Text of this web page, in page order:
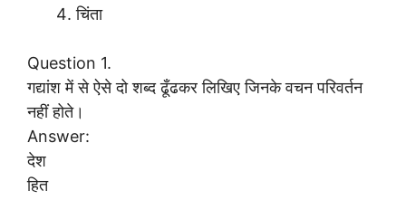
चिंता
Question 1.
गद्यांश में से ऐसे दो शब्द ढूँढकर लिखिए जिनके वचन परिवर्तन
नहीं होते।
Answer:
देश
हित